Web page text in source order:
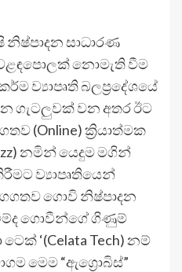
නිෂ්පාදන සාධාරණ
නොමැති වීම
ව්‍යාපෘති බලප්‍රදේශයේ
ගැටලුවක් වන අතර ඊට
(Online) ක්‍රියාත්මක
නමින් යෙදුම මගින්
ව්‍යාපෘතියෙන්
ගොවි නිෂ්පාදන
ගොවීන්ගේ ගිණුම්
‘(Celata Tech) නම්
මෙම “ඇග්‍රොබිස්”